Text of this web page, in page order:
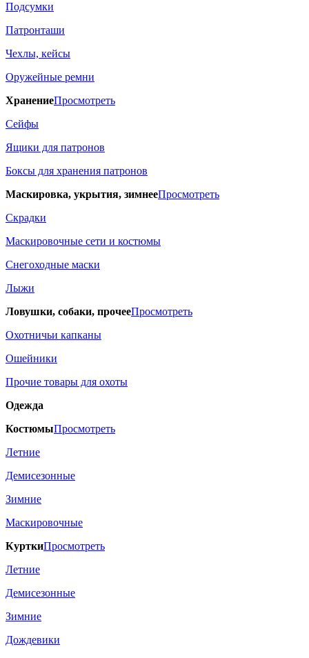
Подсумки
Патронташи
Чехлы, кейсы
Оружейные ремни
ХранениеПросмотреть
Сейфы
Ящики для патронов
Боксы для хранения патронов
Маскировка, укрытия, зимнееПросмотреть
Скрадки
Маскировочные сети и костюмы
Снегоходные маски
Лыжи
Ловушки, собаки, прочееПросмотреть
Охотничьи капканы
Ошейники
Прочие товары для охоты
Одежда
КостюмыПросмотреть
Летние
Демисезонные
Зимние
Маскировочные
КурткиПросмотреть
Летние
Демисезонные
Зимние
Дождевики